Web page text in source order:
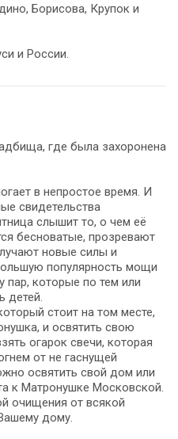
Борисова, Крупок и
и России.
где была захоронена
в непростое время. И
свидетельства
слышит то, о чем её
бесноватые, прозревают
новые силы и
популярность мощи
пар, которые по тем или
детей.
стоит на том месте,
и освятить свою
огарок свечи, которая
от не гаснущей
освятить свой дом или
к Матронушке Московской.
очищения от всякой
дому.